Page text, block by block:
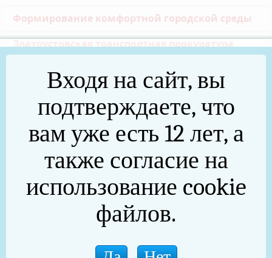
Формирование комфортной городской среды
Златоустовская транспортная прокуратура
Реальные дела (архив)
Национальные проекты
75 лет Победы в Великой Отечественной войне
(архив)
Новости прокуратуры
Входя на сайт, вы
подтверждаете, что
вам уже есть 12 лет, а
также согласие на
использование cookie
файлов.